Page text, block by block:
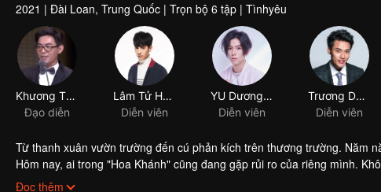
2021 | Đài Loan, Trung Quốc | Trọn bộ 6 tập | Tìnhyêu
Khương Thụy Trí
Đạo diễn
Lâm Tử Hoành
Diễn viên
YU Dương Vũ Đằng
Diễn viên
Từ thanh xuân vườn trường đến cú phản kích trên thương trường. Năm
Hôm nay, ai trong "Hoa Khánh" cũng đang gặp rủi ro của riêng mình.
lo cho bát cơm của mình? Dù cho người phụ trách đã đảm bảo rằng
Đọc thêm